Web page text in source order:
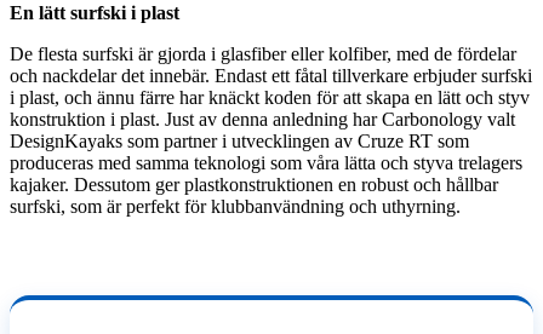
En lätt surfski i plast
De flesta surfski är gjorda i glasfiber eller kolfiber, med de fördelar
och nackdelar det innebär. Endast ett fåtal tillverkare erbjuder surfski
i plast, och ännu färre har knäckt koden för att skapa en lätt och styv
konstruktion i plast. Just av denna anledning har Carbonology valt
DesignKayaks som partner i utvecklingen av Cruze RT som
produceras med samma teknologi som våra lätta och styva trelagers
kajaker. Dessutom ger plastkonstruktionen en robust och hållbar
surfski, som är perfekt för klubbanvändning och uthyrning.